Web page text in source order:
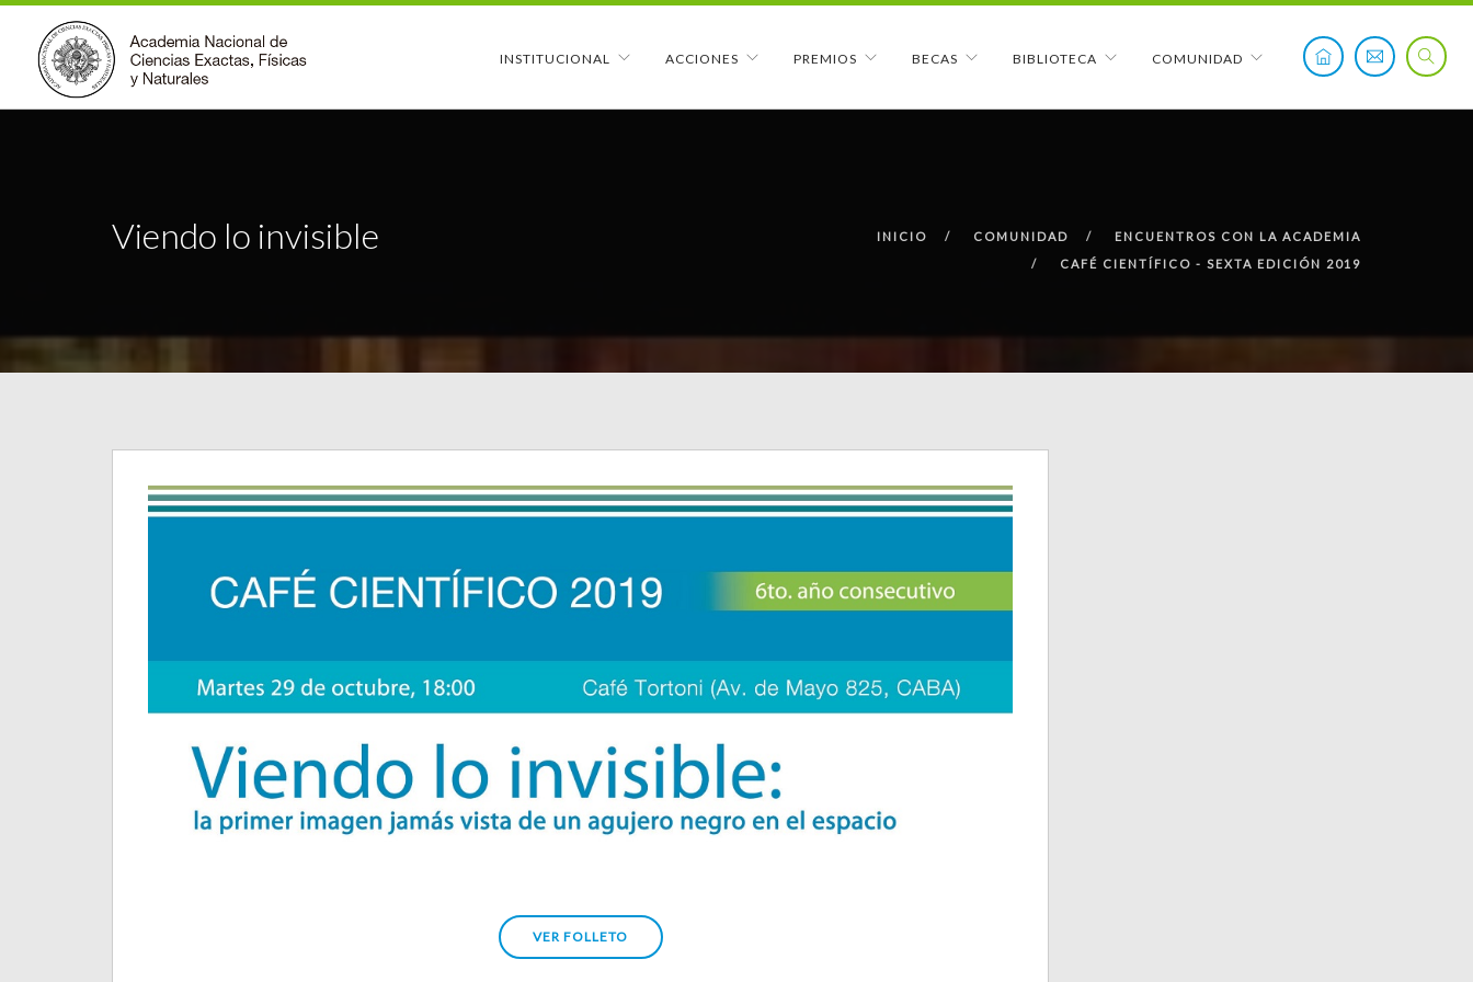
INSTITUCIONAL ACCIONES PREMIOS BECAS BIBLIOTECA COMUNIDAD
Viendo lo invisible INICIO COMUNIDAD
ENCUENTROS CON LA ACADEMIA
CAFÉ CIENTÍFICO - SEXTA EDICIÓN 2019
VER FOLLETO